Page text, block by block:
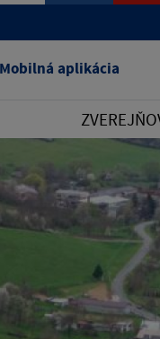
Mobilná aplikácia